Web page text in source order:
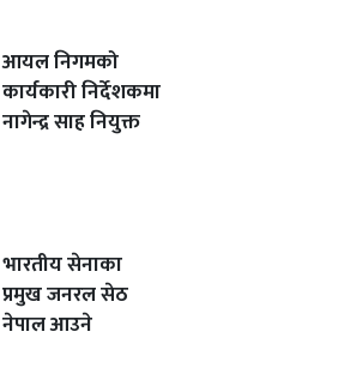
आयल निगमको
कार्यकारी निर्देशकमा
नागेन्द्र साह नियुक्त
भारतीय सेनाका
प्रमुख जनरल सेठ
नेपाल आउने